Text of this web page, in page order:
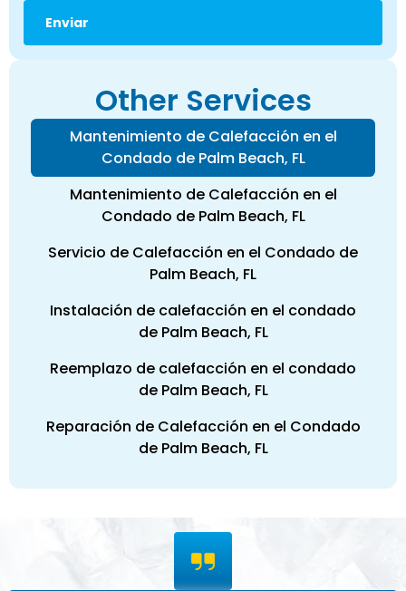
Other Services
Mantenimiento de Calefacción en el
Condado de Palm Beach, FL
Mantenimiento de Calefacción en el
Condado de Palm Beach, FL
Servicio de Calefacción en el Condado de
Palm Beach, FL
Instalación de calefacción en el condado
de Palm Beach, FL
Reemplazo de calefacción en el condado
de Palm Beach, FL
Reparación de Calefacción en el Condado
de Palm Beach, FL